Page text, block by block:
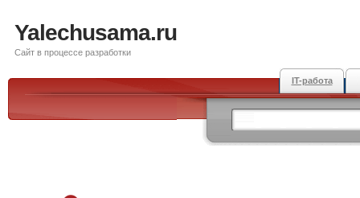
Yalechusama.ru
Сайт в процессе разработки
IT-работа